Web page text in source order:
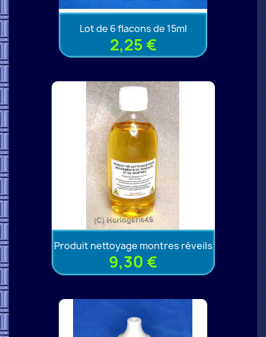
Lot de 6 flacons de 15ml
2,25 €
Produit nettoyage montres réveils
9,30 €